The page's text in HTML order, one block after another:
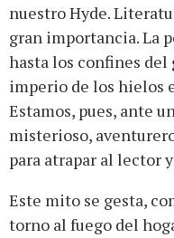
nuestro Hyde.
gran importancia. La
hasta los confines del
imperio de los hielos
Estamos, pues, ante
misterioso,
para atrapar al lector
Este mito se gesta,
torno al fuego del